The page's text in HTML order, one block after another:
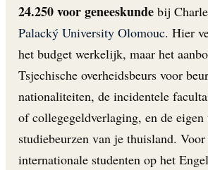
24.250 voor geneeskunde bij
Palacký University Olomouc. Hier
het budget werkelijk, maar het
Tsjechische overheidsbeurs voor
nationaliteiten, de incidentele
of collegegeldverlaging, en de eigen
studiebeurzen van je thuisland. Voor
internationale studenten op het